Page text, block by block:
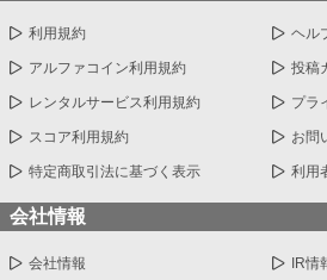
利用規約 ヘル
アルファコイン利用規約 投稿
レンタルサービス利用規約 プラ
スコア利用規約 お問
特定商取引法に基づく表示 利用
会社情報
会社情報 IR情